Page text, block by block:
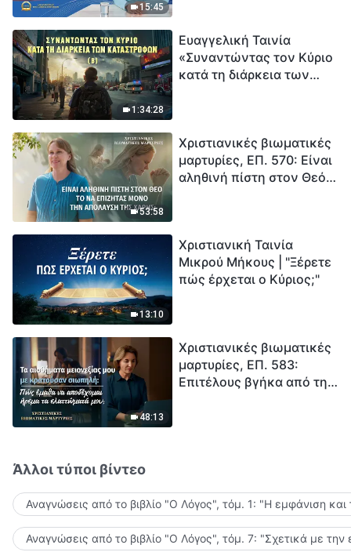
15:45
1:34:28
Ευαγγελική Ταινία
«Συναντώντας τον Κύριο
κατά τη διάρκεια των
εξαφάνισης». Οι
καταστροφές χτυπούν.
Ξεκινά η αντίστροφη
53:58
Χριστιανικές βιωματικές
μαρτυρίες, ΕΠ. 570: Είναι
αληθινή πίστη στον Θεό
13:10
Χριστιανική Ταινία
Μικρού Μήκους | "Ξέρετε
πώς έρχεται ο Κύριος;"
48:13
Χριστιανικές βιωματικές
μαρτυρίες, ΕΠ. 583:
Επιτέλους βγήκα από τη
Άλλοι τύποι βίντεο
Αναγνώσεις από το βιβλίο "Ο Λόγος", τόμ. 1: "Η εμφάνιση
Αναγνώσεις από το βιβλίο "Ο Λόγος", τόμ. 7: "Σχετικά με την